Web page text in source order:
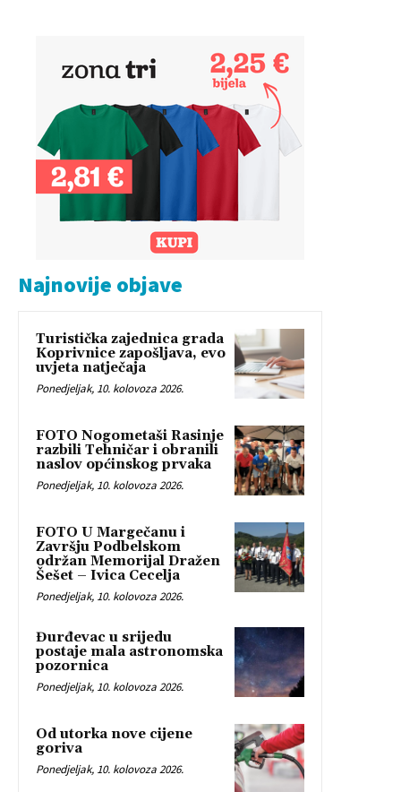
Najnovije objave
Turistička zajednica grada
Koprivnice zapošljava, evo
uvjeta natječaja
Ponedjeljak, 10. kolovoza 2026.
FOTO Nogometaši Rasinje
razbili Tehničar i obranili
naslov općinskog prvaka
Ponedjeljak, 10. kolovoza 2026.
FOTO U Margečanu i
Završju Podbelskom
održan Memorijal Dražen
Šešet – Ivica Cecelja
Ponedjeljak, 10. kolovoza 2026.
Đurđevac u srijedu
postaje mala astronomska
pozornica
Ponedjeljak, 10. kolovoza 2026.
Od utorka nove cijene
goriva
Ponedjeljak, 10. kolovoza 2026.